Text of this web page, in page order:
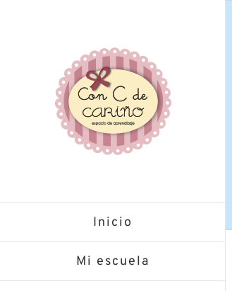
Inicio
Mi escuela